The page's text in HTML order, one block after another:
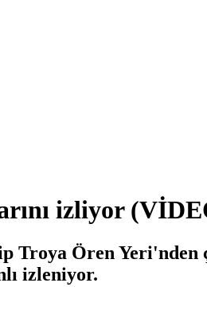
izliyor
Troya Ören
izleniyor.